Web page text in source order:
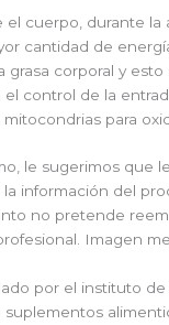
el cuerpo, durante la
cantidad de
grasa corporal y
control de la
para
le sugerimos que
información del
no pretende
Imagen
por el instituto